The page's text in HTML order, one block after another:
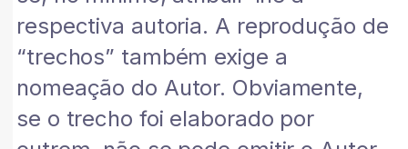
respectiva autoria. A reprodução de
“trechos” também exige a
nomeação do Autor. Obviamente,
se o trecho foi elaborado por